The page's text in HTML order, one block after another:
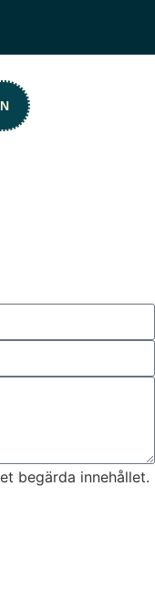
begärda innehållet.